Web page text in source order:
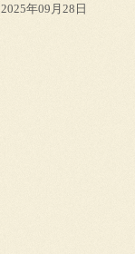
2025年09月28日